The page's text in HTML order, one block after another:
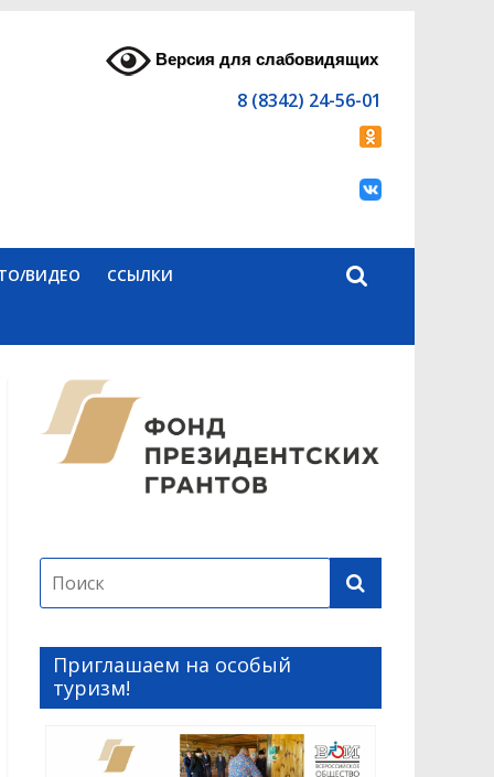
Версия для слабовидящих
8 (8342) 24-56-01
ВИДЕО ССЫЛКИ
Приглашаем на особый
туризм!